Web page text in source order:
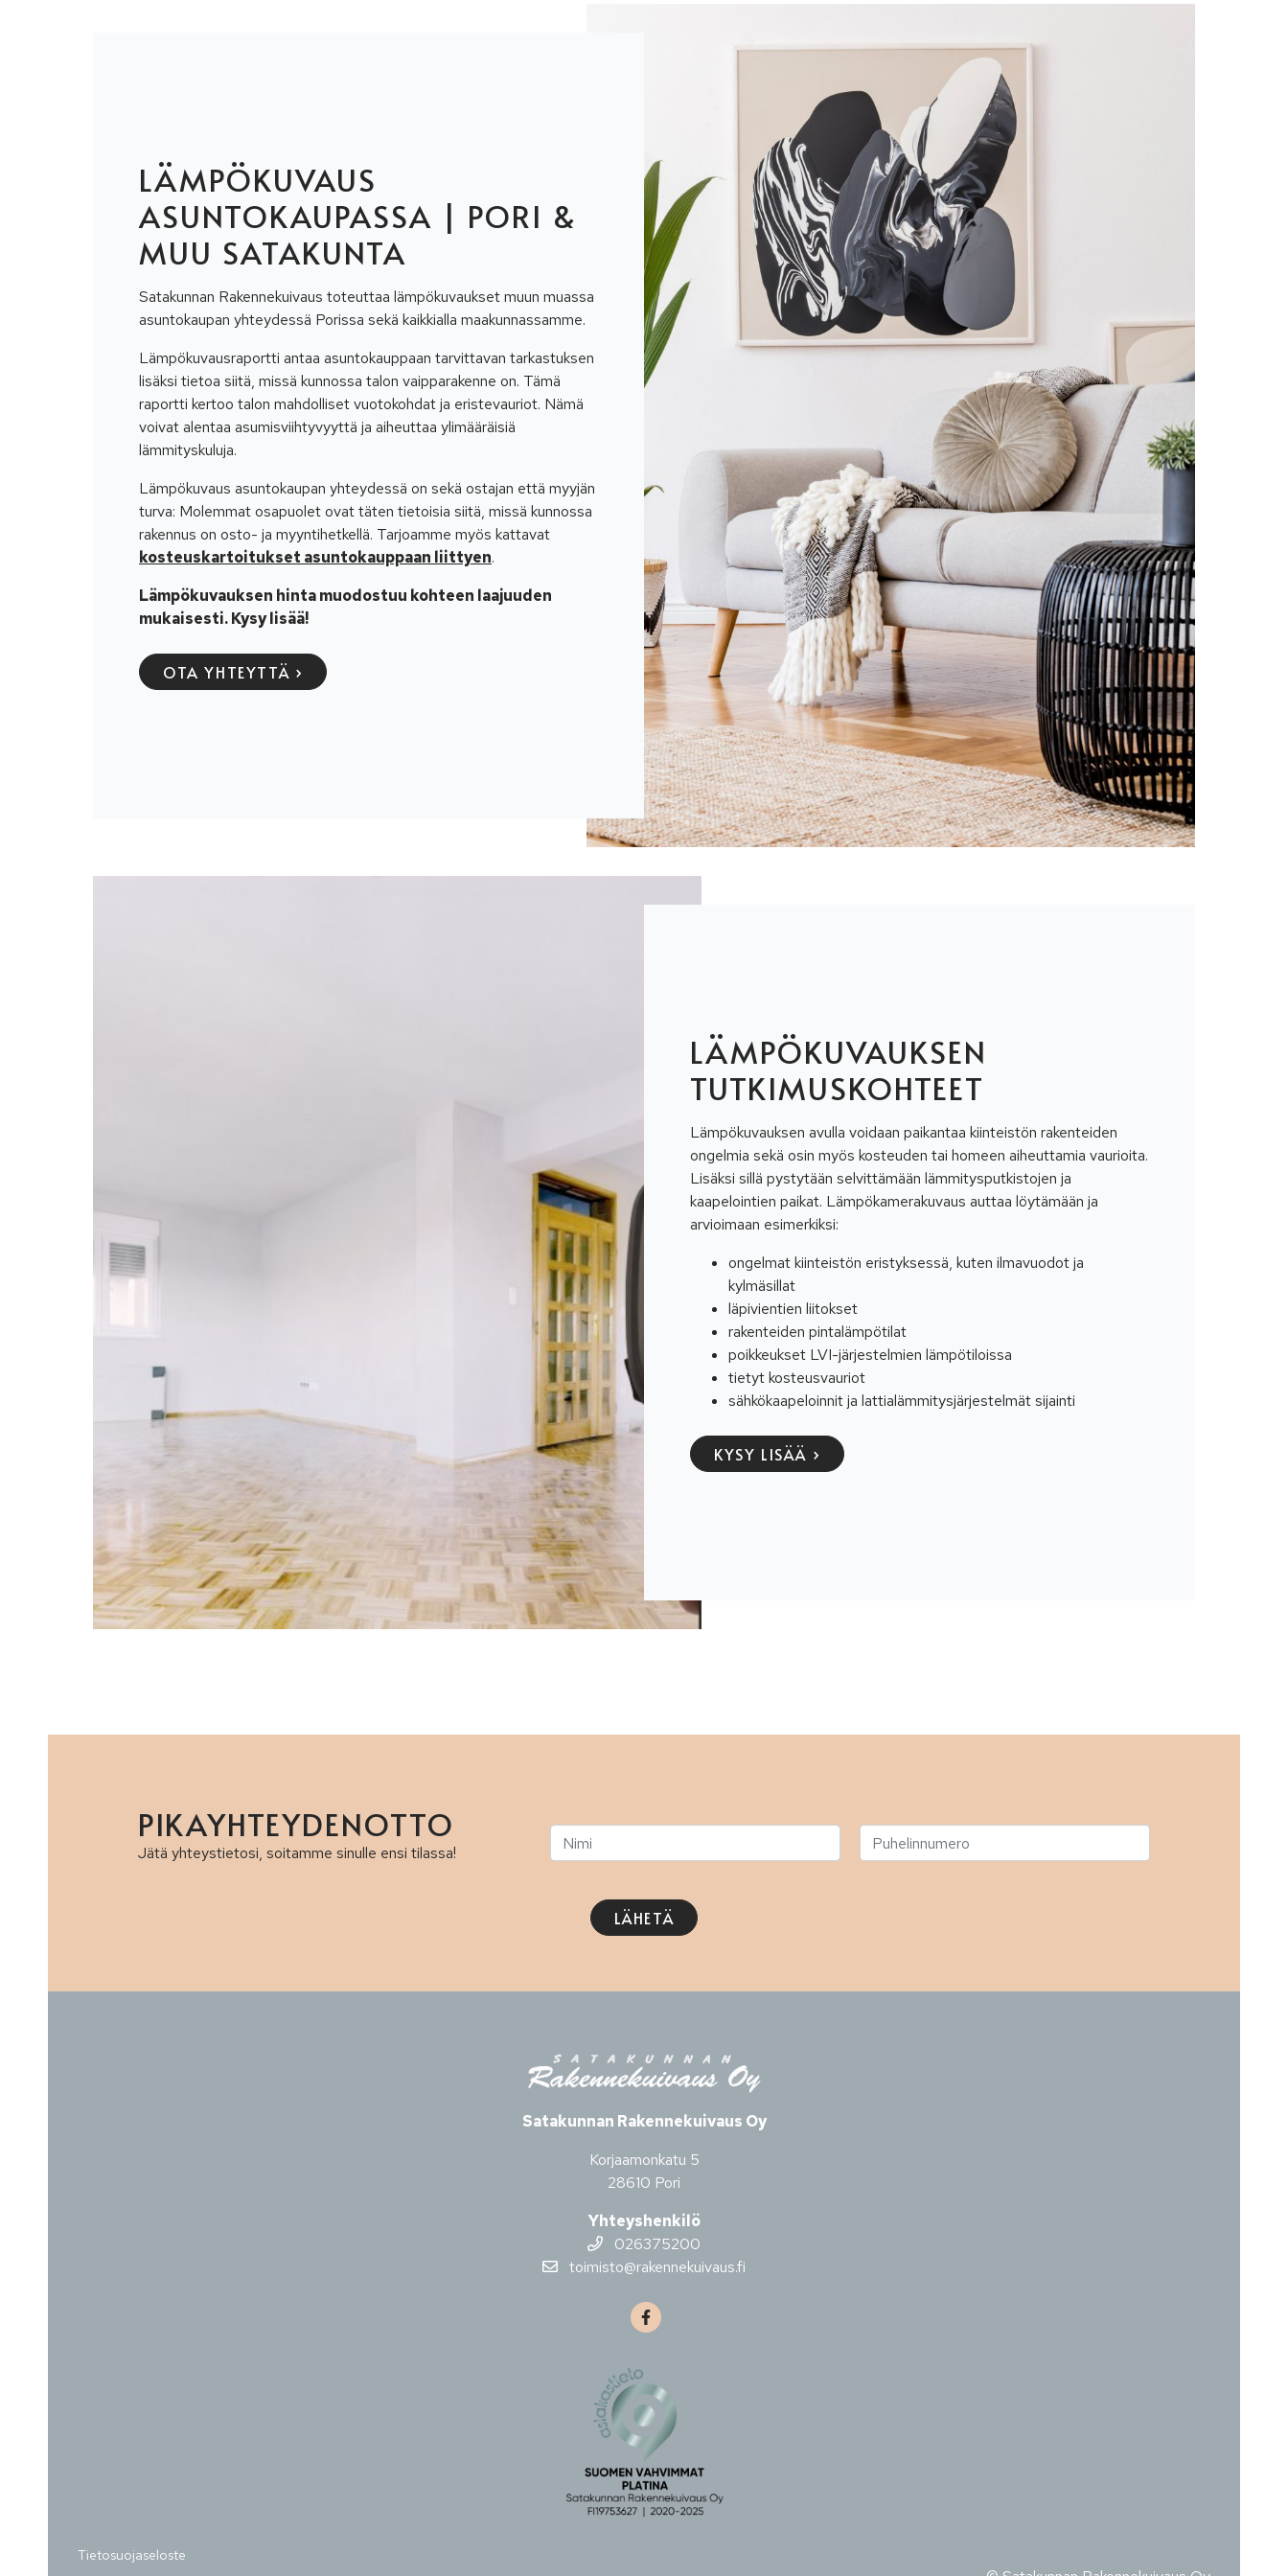
LÄMPÖKUVAUS
ASUNTOKAUPASSA | PORI &
MUU SATAKUNTA
Satakunnan Rakennekuivaus toteuttaa lämpökuvaukset muun muassa
asuntokaupan yhteydessä Porissa sekä kaikkialla maakunnassamme.
Lämpökuvausraportti antaa asuntokauppaan tarvittavan tarkastuksen
lisäksi tietoa siitä, missä kunnossa talon vaipparakenne on. Tämä
raportti kertoo talon mahdolliset vuotokohdat ja eristevauriot. Nämä
voivat alentaa asumisviihtyvyyttä ja aiheuttaa ylimääräisiä
lämmityskuluja.
Lämpökuvaus asuntokaupan yhteydessä on sekä ostajan että myyjän
turva: Molemmat osapuolet ovat täten tietoisia siitä, missä kunnossa
rakennus on osto- ja myyntihetkellä. Tarjoamme myös kattavat
kosteuskartoitukset asuntokauppaan liittyen.
Lämpökuvauksen hinta muodostuu kohteen laajuuden
mukaisesti. Kysy lisää!
OTA YHTEYTTÄ ›
LÄMPÖKUVAUKSEN
TUTKIMUSKOHTEET
Lämpökuvauksen avulla voidaan paikantaa kiinteistön rakenteiden
ongelmia sekä osin myös kosteuden tai homeen aiheuttamia vaurioita.
Lisäksi sillä pystytään selvittämään lämmitysputkistojen ja
kaapelointien paikat. Lämpökamerakuvaus auttaa löytämään ja
arvioimaan esimerkiksi:
ongelmat kiinteistön eristyksessä, kuten ilmavuodot ja
kylmäsillat
läpivientien liitokset
rakenteiden pintalämpötilat
poikkeukset LVI-järjestelmien lämpötiloissa
tietyt kosteusvauriot
sähkökaapeloinnit ja lattialämmitysjärjestelmät sijainti
KYSY LISÄÄ ›
PIKA­YHTEYDENOTTO
Jätä yhteystietosi, soitamme sinulle ensi tilassa!
LÄHETÄ
Satakunnan Rakennekuivaus Oy
Korjaamonkatu 5
28610 Pori
Yhteyshenkilö
026375200
toimisto@rakennekuivaus.fi
Tietosuojaseloste